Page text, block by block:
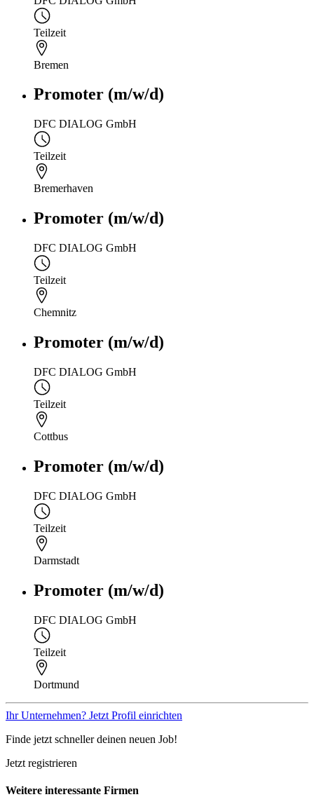
Teilzeit
Bremen
Promoter (m/w/d)
DFC DIALOG GmbH
Teilzeit
Bremerhaven
Promoter (m/w/d)
DFC DIALOG GmbH
Teilzeit
Chemnitz
Promoter (m/w/d)
DFC DIALOG GmbH
Teilzeit
Cottbus
Promoter (m/w/d)
DFC DIALOG GmbH
Teilzeit
Darmstadt
Promoter (m/w/d)
DFC DIALOG GmbH
Teilzeit
Dortmund
Ihr Unternehmen? Jetzt Profil einrichten
Finde jetzt schneller deinen neuen Job!
Jetzt registrieren
Weitere interessante Firmen